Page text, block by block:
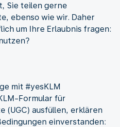
Sie teilen gerne
ebenso wie wir. Daher
um Ihre Erlaubnis fragen:
mit #yesKLM
Formular für
(UGC) ausfüllen, erklären
einverstanden: